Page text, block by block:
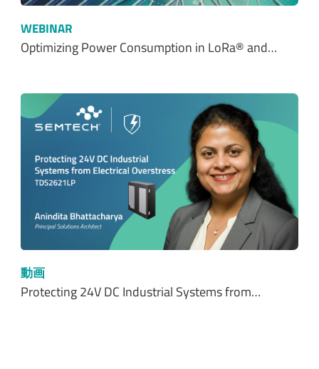
WEBINAR
Optimizing Power Consumption in LoRa® and…
動画
Protecting 24V DC Industrial Systems from…